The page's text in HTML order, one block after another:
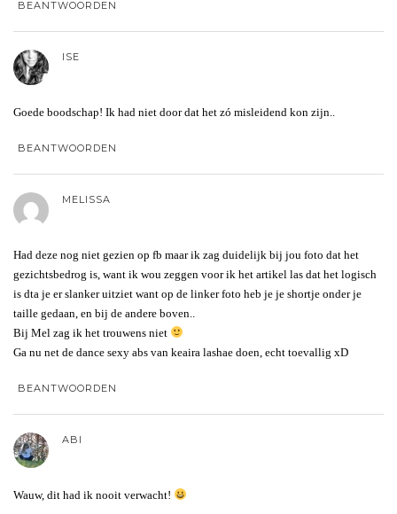
BEANTWOORDEN
ISE
Goede boodschap! Ik had niet door dat het zó misleidend kon zijn..
BEANTWOORDEN
MELISSA
Had deze nog niet gezien op fb maar ik zag duidelijk bij jou foto dat het
gezichtsbedrog is, want ik wou zeggen voor ik het artikel las dat het logisch
is dta je er slanker uitziet want op de linker foto heb je je shortje onder je
taille gedaan, en bij de andere boven..
Bij Mel zag ik het trouwens niet
Ga nu net de dance sexy abs van keaira lashae doen, echt toevallig xD
BEANTWOORDEN
ABI
Wauw, dit had ik nooit verwacht!